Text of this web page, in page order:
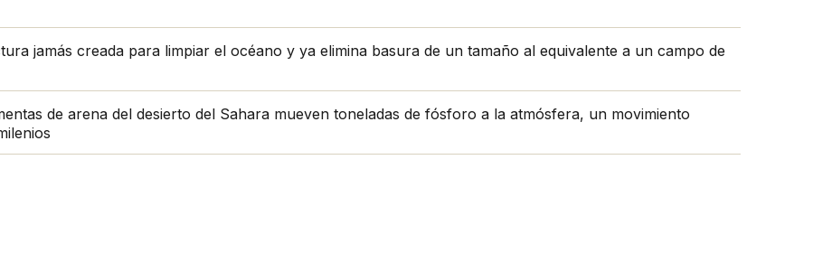
jamás creada para limpiar el océano y ya elimina basura de un tamaño al equivalente a un campo de
de arena del desierto del Sahara mueven toneladas de fósforo a la atmósfera, un movimiento